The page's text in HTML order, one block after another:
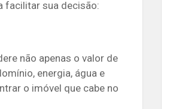
facilitar sua decisão:
não apenas o valor de
energia, água e
o imóvel que cabe no